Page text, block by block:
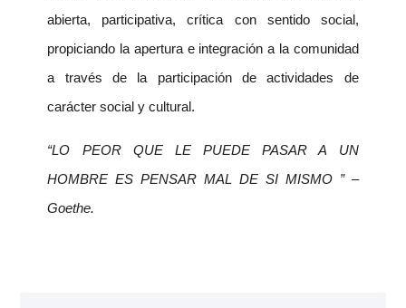
abierta, participativa, crítica con sentido social,
propiciando la apertura e integración a la comunidad
a través de la participación de actividades de
carácter social y cultural.
“LO PEOR QUE LE PUEDE PASAR A UN
HOMBRE ES PENSAR MAL DE SI MISMO ” –
Goethe.